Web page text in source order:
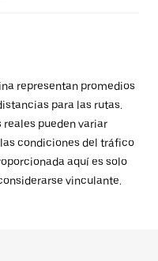
representan promedios
para las rutas.
pueden variar
condiciones del tráfico
aquí es solo
vinculante.